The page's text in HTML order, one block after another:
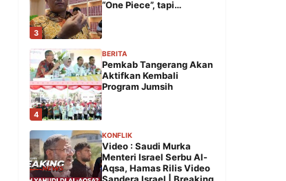
3
“One Piece”, tapi…
4
BERITA
Pemkab Tangerang Akan
Aktifkan Kembali
Program Jumsih
KONFLIK
Video : Saudi Murka
Menteri Israel Serbu Al-
Aqsa, Hamas Rilis Video